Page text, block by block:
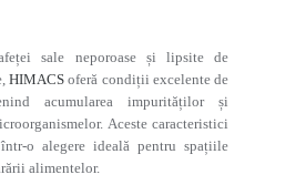
sale neporoase și lipsite de
HIMACS oferă condiții excelente de
acumularea impurităților și
Aceste caracteristici
o alegere ideală pentru spațiile
alimentelor.